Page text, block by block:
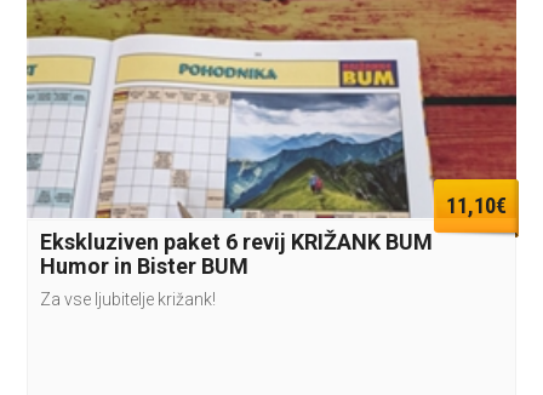
11,10€
Ekskluziven paket 6 revij KRIŽANK BUM
Humor in Bister BUM
Za vse ljubitelje križank!